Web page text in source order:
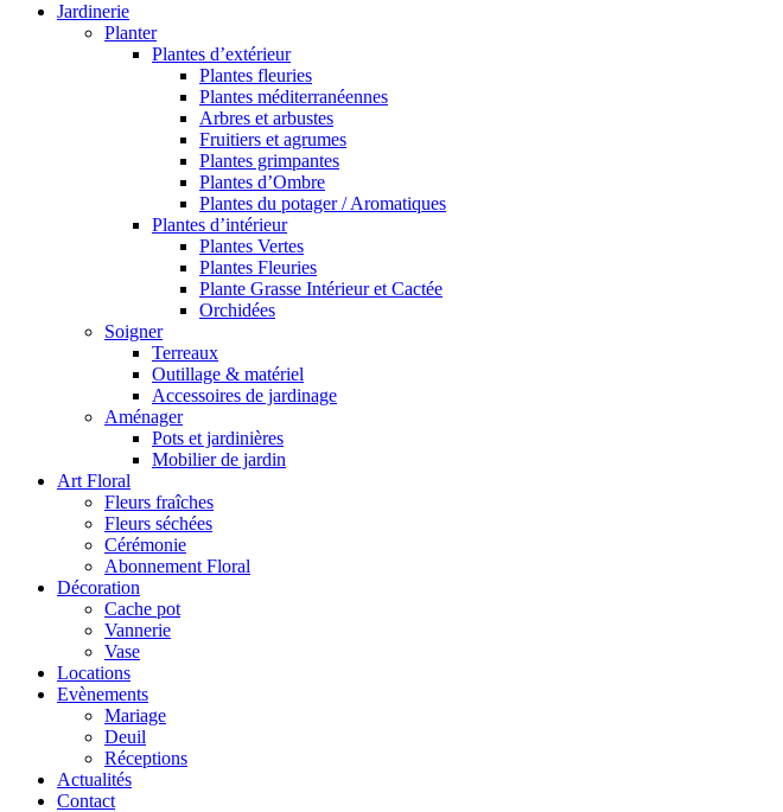
Jardinerie
Planter
Plantes d’extérieur
Plantes fleuries
Plantes méditerranéennes
Arbres et arbustes
Fruitiers et agrumes
Plantes grimpantes
Plantes d’Ombre
Plantes du potager / Aromatiques
Plantes d’intérieur
Plantes Vertes
Plantes Fleuries
Plante Grasse Intérieur et Cactée
Orchidées
Soigner
Terreaux
Outillage & matériel
Accessoires de jardinage
Aménager
Pots et jardinières
Mobilier de jardin
Art Floral
Fleurs fraîches
Fleurs séchées
Cérémonie
Abonnement Floral
Décoration
Cache pot
Vannerie
Vase
Locations
Evènements
Mariage
Deuil
Réceptions
Actualités
Contact